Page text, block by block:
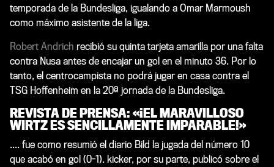
temporada de la Bundesliga, igualando a Omar Marmoush
como máximo asistente de la liga.
Robert Andrich recibió su quinta tarjeta amarilla por una falta
contra Nusa antes de encajar un gol en el minuto 36. Por lo
tanto, el centrocampista no podrá jugar en casa contra el
TSG Hoffenheim en la 20ª jornada de la Bundesliga.
REVISTA DE PRENSA: «¡EL MARAVILLOSO
WIRTZ ES SENCILLAMENTE IMPARABLE!»
.... fue como resumió el diario Bild la jugada del número 10
que acabó en gol (0-1). kicker, por su parte, publicó sobre el